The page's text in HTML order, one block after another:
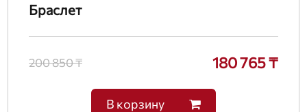
Браслет
200 850 ₸ 180 765 ₸
В корзину